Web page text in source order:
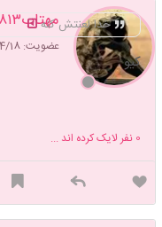
مهتاب۱۸۱۳
عضویت: 1403/04/18
خدا لعنتش کنه
کیو
0 نفر لایک کرده اند ...